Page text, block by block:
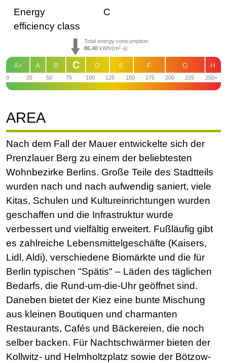
Energy
efficiency class
C
0 25 50 75 100 125 150 175 200 225 250+
H
G
F
E
D
B
A
A+ C
Total energy consumption
86.40 kWh/(m²·a)
AREA
Nach dem Fall der Mauer entwickelte sich der
Prenzlauer Berg zu einem der beliebtesten
Wohnbezirke Berlins. Große Teile des Stadtteils
wurden nach und nach aufwendig saniert, viele
Kitas, Schulen und Kultureinrichtungen wurden
geschaffen und die Infrastruktur wurde
verbessert und vielfältig erweitert. Fußläufig gibt
es zahlreiche Lebensmittelgeschäfte (Kaisers,
Lidl, Aldi), verschiedene Biomärkte und die für
Berlin typischen "Spätis" – Läden des täglichen
Bedarfs, die Rund-um-die-Uhr geöffnet sind.
Daneben bietet der Kiez eine bunte Mischung
aus kleinen Boutiquen und charmanten
Restaurants, Cafés und Bäckereien, die noch
selber backen. Für Nachtschwärmer bieten der
Kollwitz- und Helmholtzplatz sowie der Bötzow-